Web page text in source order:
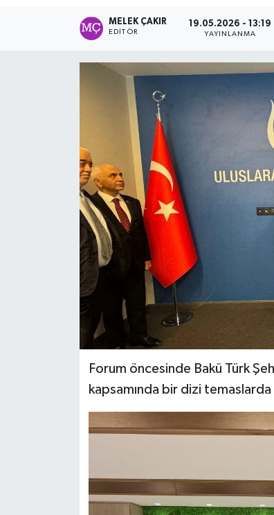
MELEK ÇAKIR
EDITÖR
19.05.2026 - 13:19
YAYINLANMA
Forum öncesinde Bakü Türk
kapsamında bir dizi